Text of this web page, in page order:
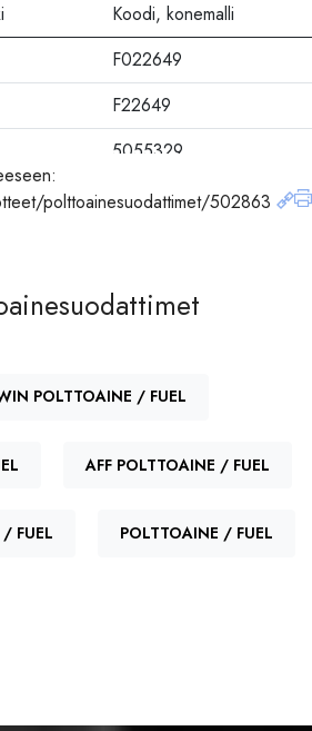
Koodi, konemalli
F022649
F22649
5055329
polttoainesuodattimet/502863
POLTTOAINE / FUEL
AFF POLTTOAINE / FUEL
FUEL POLTTOAINE / FUEL